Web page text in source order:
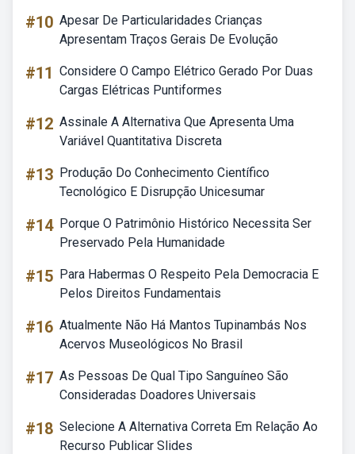
#10 Apesar De Particularidades Crianças
Apresentam Traços Gerais De Evolução
#11 Considere O Campo Elétrico Gerado Por Duas
Cargas Elétricas Puntiformes
#12 Assinale A Alternativa Que Apresenta Uma
Variável Quantitativa Discreta
#13 Produção Do Conhecimento Científico
Tecnológico E Disrupção Unicesumar
#14 Porque O Patrimônio Histórico Necessita Ser
Preservado Pela Humanidade
#15 Para Habermas O Respeito Pela Democracia E
Pelos Direitos Fundamentais
#16 Atualmente Não Há Mantos Tupinambás Nos
Acervos Museológicos No Brasil
#17 As Pessoas De Qual Tipo Sanguíneo São
Consideradas Doadores Universais
#18 Selecione A Alternativa Correta Em Relação Ao
Recurso Publicar Slides